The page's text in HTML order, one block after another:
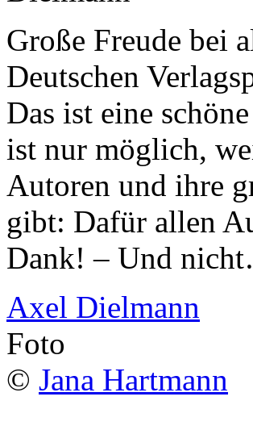
Große Freude bei
Deutschen
Das ist eine
ist nur möglich,
Autoren und ihre
gibt: Dafür allen
Dank! – Und
Axel Dielmann
Foto
© Jana Hartmann